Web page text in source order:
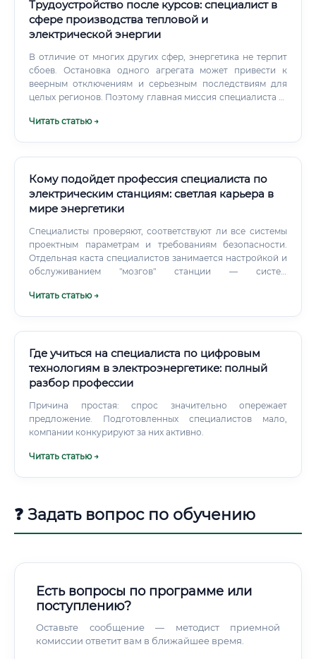
Трудоустройство после курсов: специалист в
сфере производства тепловой и
электрической энергии
В отличие от многих других сфер, энергетика не терпит
сбоев. Остановка одного агрегата может привести к
веерным отключениям и серьезным последствиям для
целых регионов. Поэтому главная миссия специалиста —
эффективность энергетического производства.
Читать статью →
Кому подойдет профессия специалиста по
электрическим станциям: светлая карьера в
мире энергетики
Специалисты проверяют, соответствуют ли все системы
проектным параметрам и требованиям безопасности.
Отдельная каста специалистов занимается настройкой и
обслуживанием "мозгов" станции — систем
защиты, которая мгновенно отключает поврежденный
Читать статью →
Где учиться на специалиста по цифровым
технологиям в электроэнергетике: полный
разбор профессии
Причина простая: спрос значительно опережает
предложение. Подготовленных специалистов мало,
компании конкурируют за них активно.
Читать статью →
❓ Задать вопрос по обучению
Есть вопросы по программе или
поступлению?
Оставьте сообщение — методист приемной
комиссии ответит вам в ближайшее время.